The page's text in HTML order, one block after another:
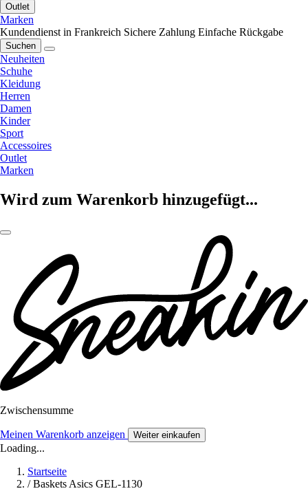
Outlet
Marken
Kundendienst in Frankreich Sichere Zahlung Einfache Rückgabe
Suchen
Neuheiten
Schuhe
Kleidung
Herren
Damen
Kinder
Sport
Accessoires
Outlet
Marken
Wird zum Warenkorb hinzugefügt...
Zwischensumme
Meinen Warenkorb anzeigen Weiter einkaufen
Loading...
Startseite
/ Baskets Asics GEL-1130